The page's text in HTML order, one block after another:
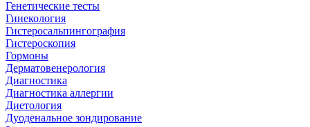
Генетические тесты
Гинекология
Гистеросальпингография
Гистероскопия
Гормоны
Дерматовенерология
Диагностика
Диагностика аллергии
Диетология
Дуоденальное зондирование